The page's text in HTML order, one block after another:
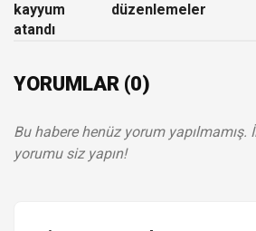
kayyum
atandı
düzenlemeler
YORUMLAR (0)
Bu habere henüz yorum yapılmamış.
yorumu siz yapın!